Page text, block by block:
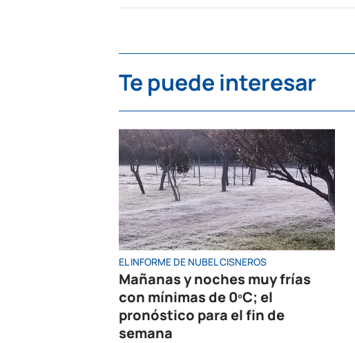
Te puede interesar
EL INFORME DE NUBEL CISNEROS
Mañanas y noches muy frías
con mínimas de 0ºC; el
pronóstico para el fin de
semana